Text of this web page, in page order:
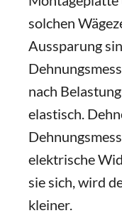
solchen
Aussparung
nach
elastisch.
elektrische
sie sich, wird
kleiner.